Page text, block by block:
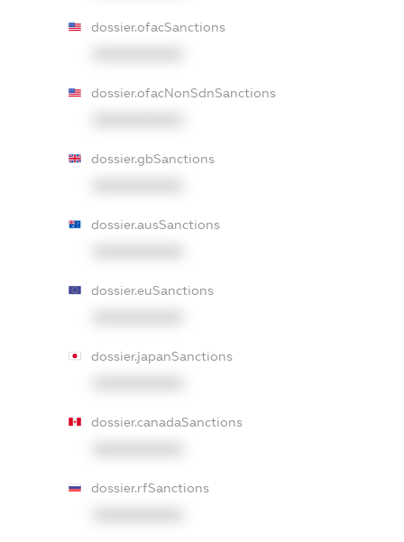
dossier.ofacSanctions
dossier.ofacNonSdnSanctions
dossier.gbSanctions
dossier.ausSanctions
dossier.euSanctions
dossier.japanSanctions
dossier.canadaSanctions
dossier.rfSanctions